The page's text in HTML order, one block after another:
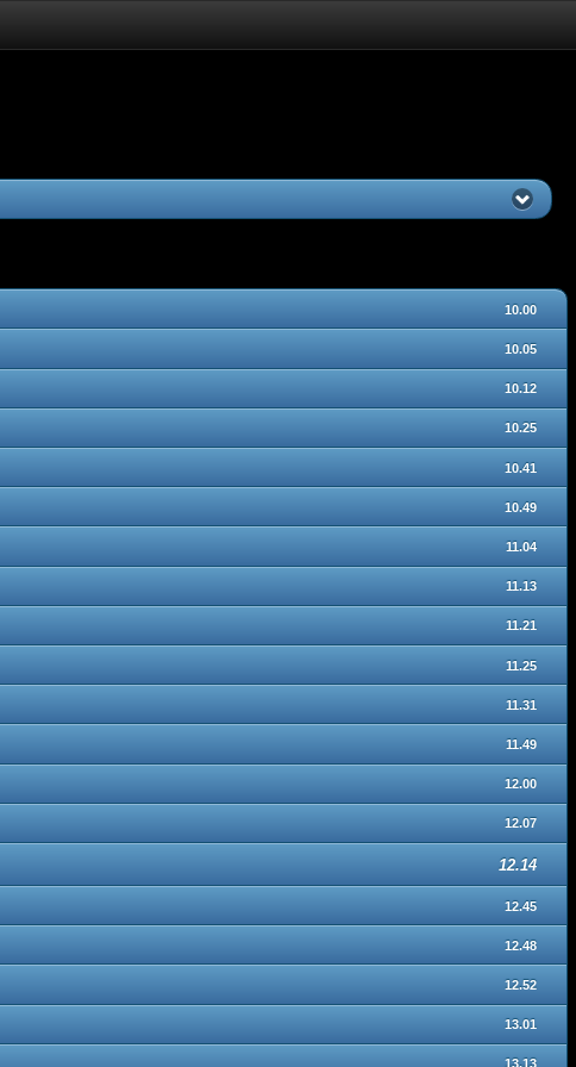
10.00
10.05
10.12
10.25
10.41
10.49
11.04
11.13
11.21
11.25
11.31
11.49
12.00
12.07
12.14
12.45
12.48
12.52
13.01
13.13